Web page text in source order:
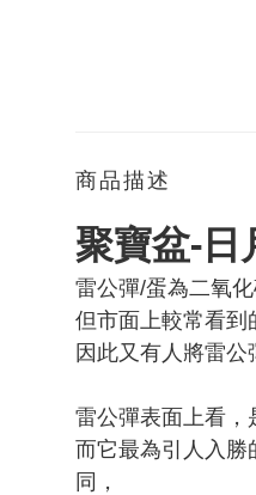
商品描述
聚寶盆-日
雷公彈/蛋為二氧
但市面上較常看到
因此又有人將雷公
雷公彈表面上看，
而它最為引人入勝
同，